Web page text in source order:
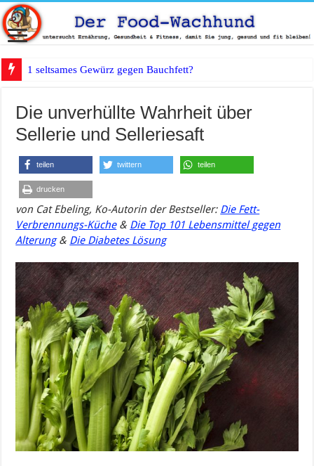
1 seltsames Gewürz gegen Bauchfett?
Die unverhüllte Wahrheit über
Sellerie und Selleriesaft
teilen twittern teilen
drucken
von Cat Ebeling, Ko-Autorin der Bestseller: Die Fett-
Verbrennungs-Küche& Die Top 101 Lebensmittel gegen
Alterung& Die Diabetes Lösung